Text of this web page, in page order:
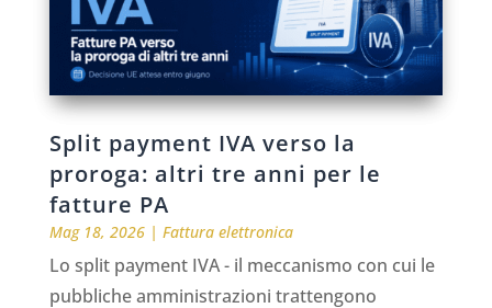
Split payment IVA verso la
proroga: altri tre anni per le
fatture PA
Mag 18, 2026| Fattura elettronica
Lo split payment IVA - il meccanismo con cui le
pubbliche amministrazioni trattengono